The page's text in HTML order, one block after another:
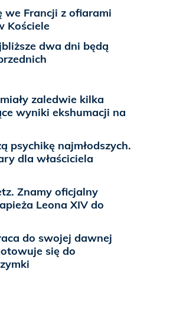
we Francji z ofiarami
Kościele
dwa dni będą
zaledwie kilka
wyniki ekshumacji na
psychikę najmłodszych.
dla właściciela
Znamy oficjalny
Leona XIV do
do swojej dawnej
się do